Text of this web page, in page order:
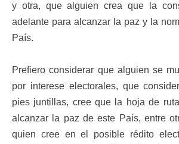
y otra, que alguien crea que la
adelante para alcanzar la paz y la
País.
Prefiero considerar que alguien se
por interese electorales, que
pies juntillas, cree que la hoja de
alcanzar la paz de este País, entre
quien cree en el posible rédito